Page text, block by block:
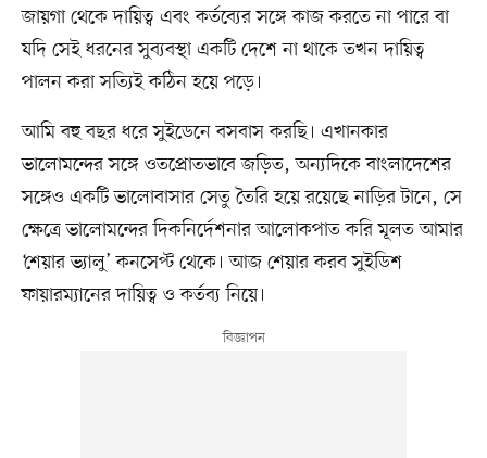
জায়গা থেকে দায়িত্ব এবং কর্তব্যের সঙ্গে কাজ করতে না পারে বা
যদি সেই ধরনের সুব্যবস্থা একটি দেশে না থাকে তখন দায়িত্ব
পালন করা সত্যিই কঠিন হয়ে পড়ে।
আমি বহু বছর ধরে সুইডেনে বসবাস করছি। এখানকার
ভালোমন্দের সঙ্গে ওতপ্রোতভাবে জড়িত, অন্যদিকে বাংলাদেশের
সঙ্গেও একটি ভালোবাসার সেতু তৈরি হয়ে রয়েছে নাড়ির টানে, সে
ক্ষেত্রে ভালোমন্দের দিকনির্দেশনার আলোকপাত করি মূলত আমার
‘শেয়ার ভ্যালু’ কনসেপ্ট থেকে। আজ শেয়ার করব সুইডিশ
ফায়ারম্যানের দায়িত্ব ও কর্তব্য নিয়ে।